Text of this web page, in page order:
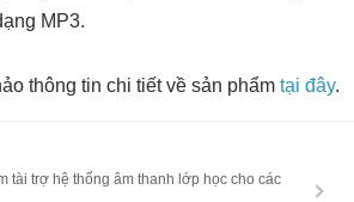
MP3.
thông tin chi tiết về sản phẩm tại đây.
tài trợ hệ thống âm thanh lớp học cho các